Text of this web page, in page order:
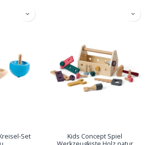
Set
Kids Concept Spiel